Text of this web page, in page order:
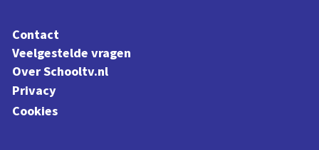
Contact
Veelgestelde vragen
Over Schooltv.nl
Privacy
Cookies